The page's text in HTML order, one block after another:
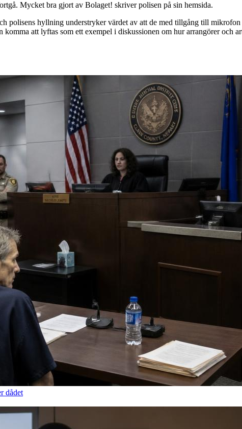
Mycket bra gjort av Bolaget! skriver polisen på sin hemsida.
hyllning understryker värdet av att de med tillgång till mikrofon
att lyftas som ett exempel i diskussionen om hur arrangörer och
dådet